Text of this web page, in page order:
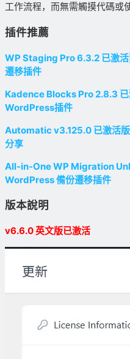
工作流程，而無需觸摸代碼或
插件推薦
WP Staging Pro 6.3.2 已激
遷移插件
Kadence Blocks Pro 2.8.3
WordPress插件
Automatic v3.125.0 已激活
分享
All-in-One WP Migration
WordPress 備份遷移插件
版本說明
v6.6.0 英文版已激活